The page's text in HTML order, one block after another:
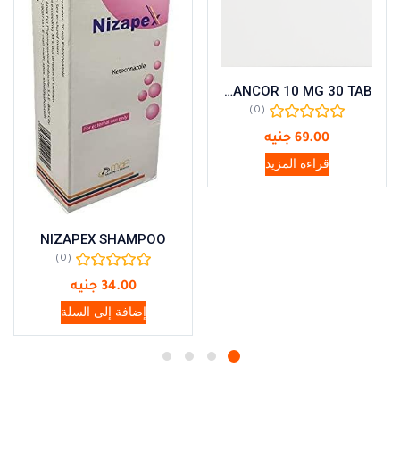
ADANCOR 10 MG 30 TAB
(0)
69.00 جنيه
قراءة المزيد
NIZAPEX SHAMPOO
(0)
34.00 جنيه
إضافة إلى السلة